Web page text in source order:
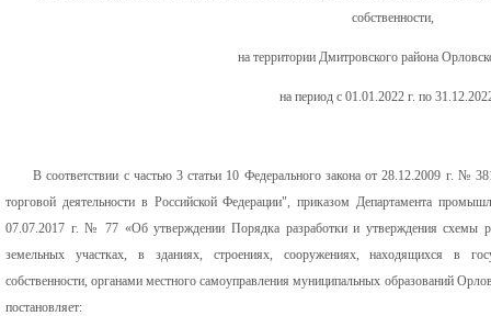
собственности,
на территории Дмитровского района
на период с 01.01.2022 г. по
В соответствии с частью 3 статьи 10 Федерального закона от 28.12.2009 г. №
торговой деятельности в Российской Федерации", приказом Департамента
07.07.2017 г. № 77 «Об утверждении Порядка разработки и утверждения схемы
земельных участках, в зданиях, строениях, сооружениях, находящихся в
собственности, органами местного самоуправления муниципальных образований
постановляет: